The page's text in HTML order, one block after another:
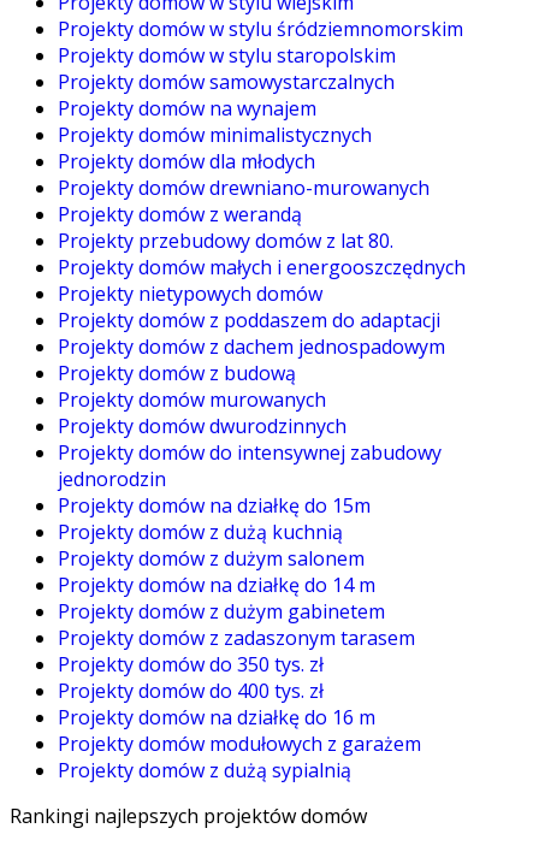
Projekty domów w stylu śródziemnomorskim
Projekty domów w stylu staropolskim
Projekty domów samowystarczalnych
Projekty domów na wynajem
Projekty domów minimalistycznych
Projekty domów dla młodych
Projekty domów drewniano-murowanych
Projekty domów z werandą
Projekty przebudowy domów z lat 80.
Projekty domów małych i energooszczędnych
Projekty nietypowych domów
Projekty domów z poddaszem do adaptacji
Projekty domów z dachem jednospadowym
Projekty domów z budową
Projekty domów murowanych
Projekty domów dwurodzinnych
Projekty domów do intensywnej zabudowy
jednorodzin
Projekty domów na działkę do 15m
Projekty domów z dużą kuchnią
Projekty domów z dużym salonem
Projekty domów na działkę do 14 m
Projekty domów z dużym gabinetem
Projekty domów z zadaszonym tarasem
Projekty domów do 350 tys. zł
Projekty domów do 400 tys. zł
Projekty domów na działkę do 16 m
Projekty domów modułowych z garażem
Projekty domów z dużą sypialnią
Rankingi najlepszych projektów domów